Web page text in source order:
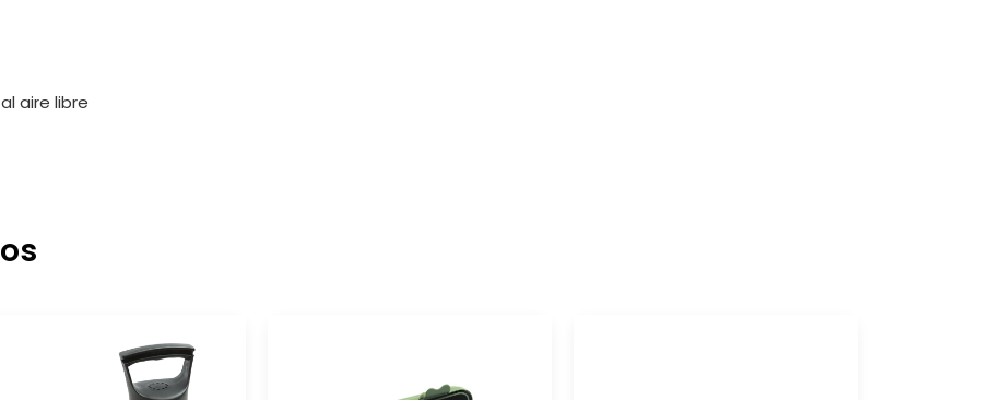
aire libre